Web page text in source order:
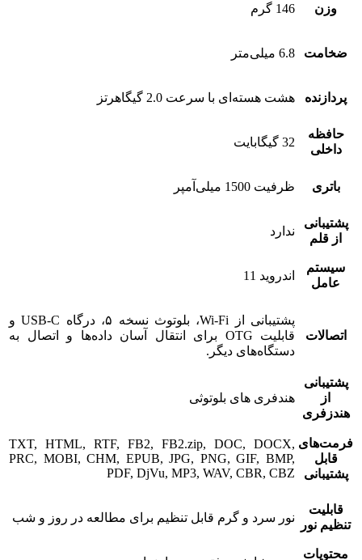
وزن 146 گرم
ضخامت 6.8 میلی‌متر
پردازنده هشت هسته‌ای با سرعت 2.0 گیگاهرتز
حافظه
داخلی
32 گیگابایت
باتری ظرفیت 1500 میلی‌آمپر
پشتیبانی
از قلم
ندارد
سیستم
عامل
اندروید 11
اتصالات
پشتیبانی از Wi-Fi، بلوتوث نسخه ۵، درگاه USB-C و
قابلیت OTG برای انتقال آسان داده‌ها و اتصال به
دستگاه‌های دیگر.
پشتیبانی
از
هندزفری
هندفری های بلوتوثی
فرمت‌های
قابل
پشتیبانی
TXT, HTML, RTF, FB2, FB2.zip, DOC, DOCX,
PRC, MOBI, CHM, EPUB, JPG, PNG, GIF, BMP,
PDF, DjVu, MP3, WAV, CBR, CBZ
قابلیت
تنظیم نور
نور سرد و گرم قابل تنظیم برای مطالعه در روز و شب
محتویات